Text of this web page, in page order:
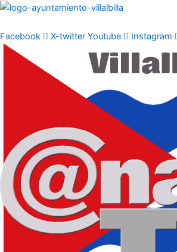
Ir
contenido
Facebook X-twitter Youtube Instagram